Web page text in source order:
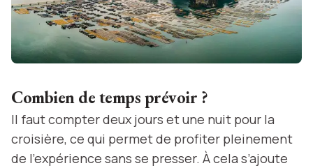
Combien de temps prévoir ?
Il faut compter deux jours et une nuit pour la
croisière, ce qui permet de profiter pleinement
de l’expérience sans se presser. À cela s’ajoute